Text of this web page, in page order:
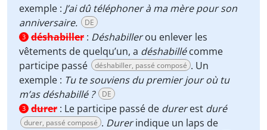
exemple : J’ai dû téléphoner à ma mère pour son
anniversaire.
DE
3 déshabiller : Déshabillerou enlever les
vêtements de quelqu’un, a déshabillécomme
participe passé
déshabiller, passé composé . Un
exemple : Tu te souviens du premier jour où tu
m’as déshabillé ?
DE
3 durer : Le participe passé de durerest duré
durer, passé composé . Durerindique un laps de